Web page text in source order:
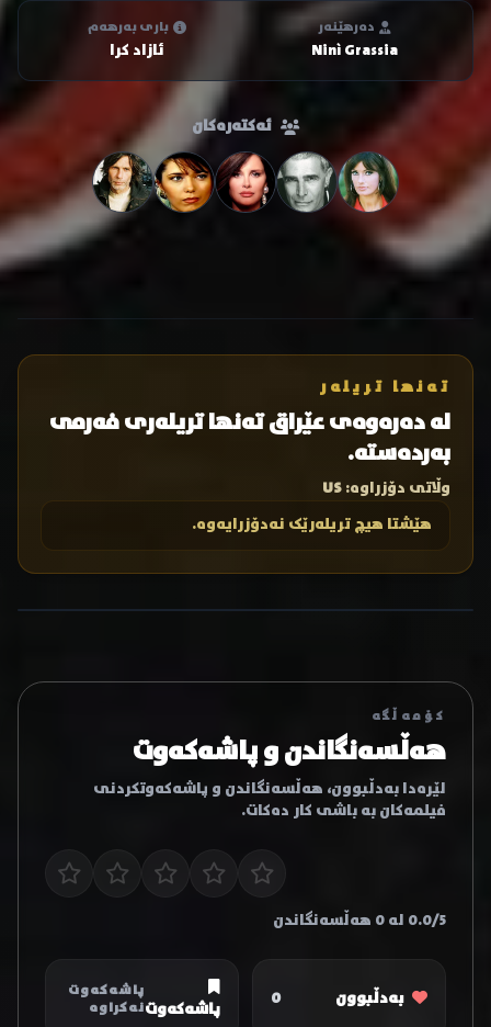
دەرهێنەر
Ninì Grassia
باری بەرهەم
ئازاد کرا
ئەکتەرەکان
تەنها تریلەر
لە دەرەوەی عێراق تەنها تریلەری فەرمی
بەردەستە.
وڵاتی دۆزراوە:US
هێشتا هیچ تریلەرێک نەدۆزرایەوە.
کۆمەڵگە
هەڵسەنگاندن و پاشەکەوت
لێرەدا بەدڵبوون، هەڵسەنگاندن و پاشەکەوتکردنی
فیلمەکان بە باشی کار دەکات.
0.0/5 لە 0 هەڵسەنگاندن
بەدڵبوون 0 پاشەکەوت
پاشەکەوت
نەکراوە